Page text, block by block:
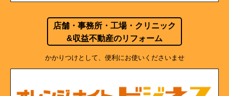
店舗・事務所・工場・クリニック
&収益不動産のリフォーム
かかりつけとして、便利にお使いくださいませ